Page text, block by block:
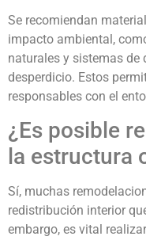
Se recomiendan
impacto ambiental,
naturales y sistemas de
desperdicio. Estos
responsables con el
¿Es posible
la estructura
Sí, muchas
redistribución interior
embargo, es vital